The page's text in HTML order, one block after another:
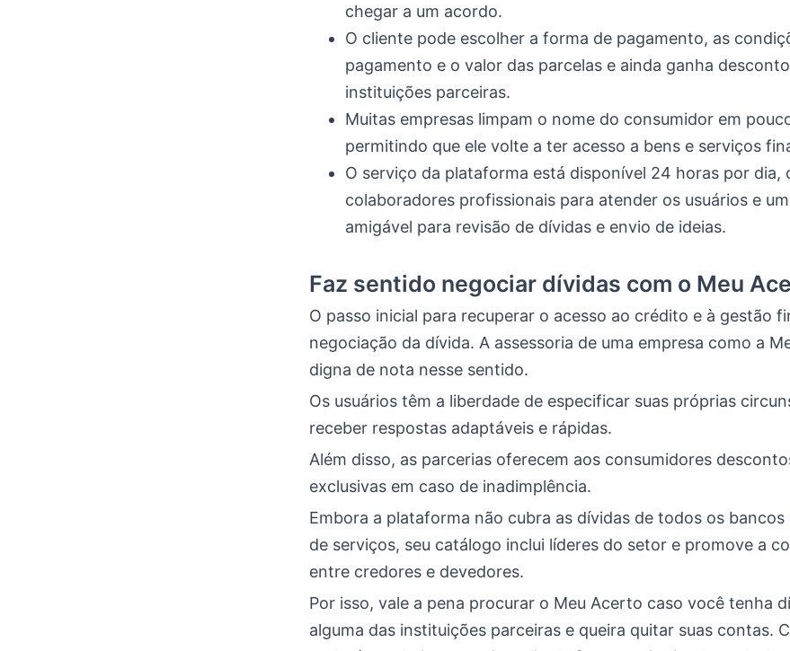
chegar a um acordo.
O cliente pode escolher a forma de pagamento, as
pagamento e o valor das parcelas e ainda ganha
instituições parceiras.
Muitas empresas limpam o nome do consumidor em
permitindo que ele volte a ter acesso a bens e serviços
O serviço da plataforma está disponível 24 horas por dia,
colaboradores profissionais para atender os usuários e
amigável para revisão de dívidas e envio de ideias.
Faz sentido negociar dívidas com o Meu
O passo inicial para recuperar o acesso ao crédito e à gestão
negociação da dívida. A assessoria de uma empresa como a
digna de nota nesse sentido.
Os usuários têm a liberdade de especificar suas próprias
receber respostas adaptáveis e rápidas.
Além disso, as parcerias oferecem aos consumidores
exclusivas em caso de inadimplência.
Embora a plataforma não cubra as dívidas de todos os
de serviços, seu catálogo inclui líderes do setor e promove a
entre credores e devedores.
Por isso, vale a pena procurar o Meu Acerto caso você tenha
alguma das instituições parceiras e queira quitar suas contas.